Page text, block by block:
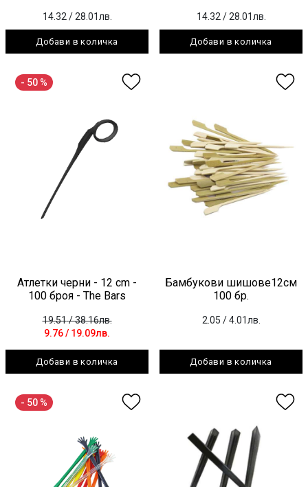
14.32 / 28.01лв.
Добави в количка
14.32 / 28.01лв.
Добави в количка
- 50 %
Атлетки черни - 12 cm -
100 броя - The Bars
19.51/ 38.16лв.
9.76/ 19.09лв.
Добави в количка
Бамбукови шишове12см
100 бр.
2.05 / 4.01лв.
Добави в количка
- 50 %